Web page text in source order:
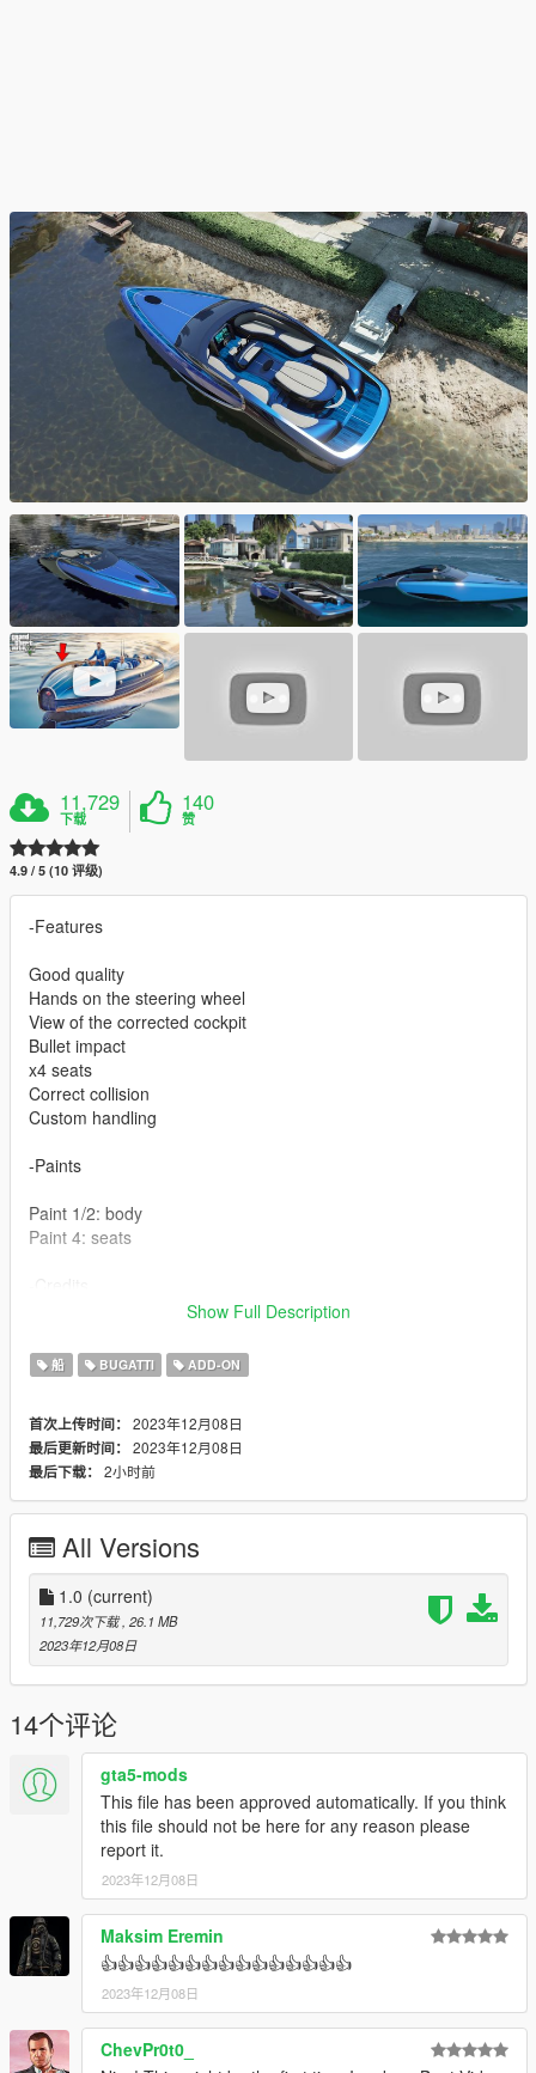
11,729
下载
140
赞
4.9 / 5 (10 评级)
-Features
Good quality
Hands on the steering wheel
View of the corrected cockpit
Bullet impact
x4 seats
Correct collision
Custom handling
-Paints
Paint 1/2: body
Paint 4: seats
Show Full Description
船 BUGATTI ADD-ON
首次上传时间： 2023年12月08日
最后更新时间： 2023年12月08日
最后下载： 2小时前
All Versions
1.0 (current)
11,729次下载 , 26.1 MB
2023年12月08日
14个评论
gta5-mods
This file has been approved automatically. If you think
this file should not be here for any reason please
report it.
2023年12月08日
Maksim Eremin
👍👍👍👍👍👍👍👍👍👍👍👍👍👍👍
2023年12月08日
ChevPr0t0_